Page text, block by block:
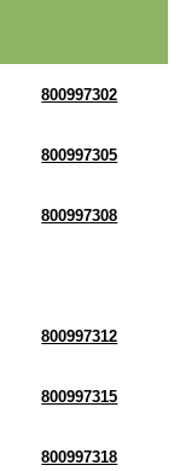
800997302
800997305
800997308
800997312
800997315
800997318